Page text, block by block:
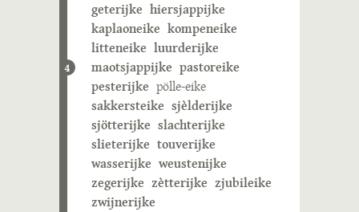
4
geterijke hiersjappijke
kaplaoneike kompeneike
litteneike luurderijke
maotsjappijke pastoreike
pesterijke pölle-eike
sakkersteike sjèlderijke
sjötterijke slachterijke
slieterijke touverijke
wasserijke weustenijke
zegerijke zètterijke zjubileike
zwijnerijke